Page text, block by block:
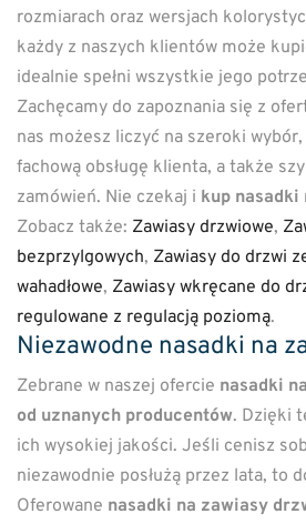
rozmiarach oraz wersjach
każdy z naszych klientów może
idealnie spełni wszystkie jego
Zachęcamy do zapoznania się z
nas możesz liczyć na szeroki
fachową obsługę klienta, a także
zamówień. Nie czekaj i kup
Zobacz także: Zawiasy drzwiowe,
bezprzylgowych, Zawiasy do drzwi
wahadłowe, Zawiasy wkręcane do
regulowane z regulacją poziomą.
Niezawodne nasadki na
Zebrane w naszej ofercie nasadki
od uznanych producentów. Dzięki
ich wysokiej jakości. Jeśli cenisz
niezawodnie posłużą przez lata, to
Oferowane nasadki na zawiasy